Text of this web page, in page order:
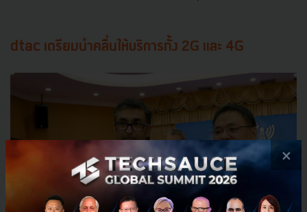
dtac เตรียมนำคลื่นให้บริการทั้ง 2G และ 4G
×